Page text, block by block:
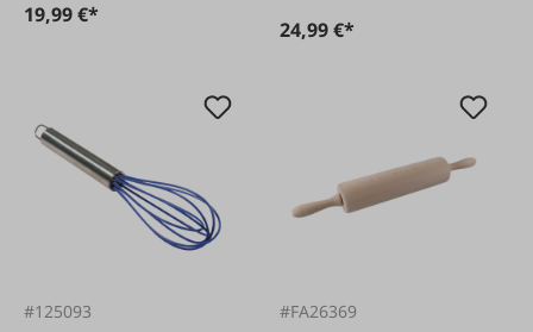
19,99 €*
24,99 €*
#125093 #FA26369